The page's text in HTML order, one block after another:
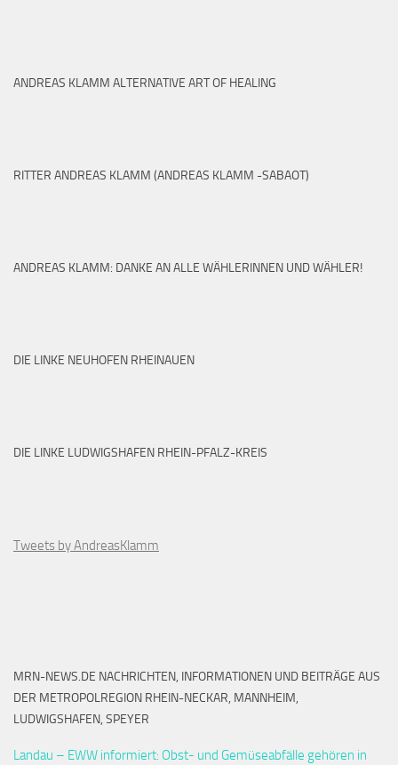
ANDREAS KLAMM ALTERNATIVE ART OF HEALING
RITTER ANDREAS KLAMM (ANDREAS KLAMM -SABAOT)
ANDREAS KLAMM: DANKE AN ALLE WÄHLERINNEN UND WÄHLER!
DIE LINKE NEUHOFEN RHEINAUEN
DIE LINKE LUDWIGSHAFEN RHEIN-PFALZ-KREIS
Tweets by AndreasKlamm
MRN-NEWS.DE NACHRICHTEN, INFORMATIONEN UND BEITRÄGE AUS
DER METROPOLREGION RHEIN-NECKAR, MANNHEIM,
LUDWIGSHAFEN, SPEYER
Landau – EWW informiert: Obst- und Gemüseabfälle gehören in